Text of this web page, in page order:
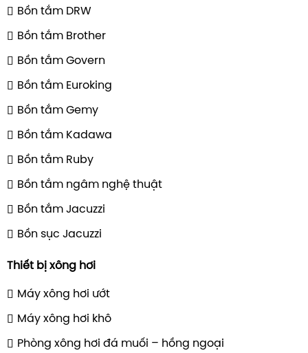
Bồn tắm DRW
Bồn tắm Brother
Bồn tắm Govern
Bồn tắm Euroking
Bồn tắm Gemy
Bồn tắm Kadawa
Bồn tắm Ruby
Bồn tắm ngâm nghệ thuật
Bồn tắm Jacuzzi
Bồn sục Jacuzzi
Thiết bị xông hơi
Máy xông hơi ướt
Máy xông hơi khô
Phòng xông hơi đá muối – hồng ngoại